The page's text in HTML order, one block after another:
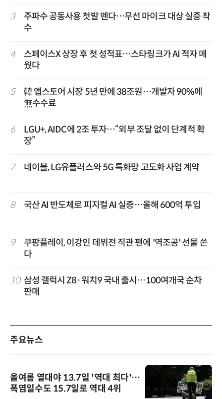
3
주파수 공동사용 첫발 뗀다…무선 마이크 대상 실증 착
수
4
스페이스X 상장 후 첫 성적표…스타링크가 AI 적자 메
웠다
5
韓 앱스토어 시장 5년 만에 38조원…개발자 90%에
無수수료
6
LGU+, AIDC에 2조 투자…“외부 조달 없이 단계적 확
장”
7 네이블, LG유플러스와 5G 특화망 고도화 사업 계약
8 국산 AI 반도체로 피지컬 AI 실증…올해 600억 투입
9
쿠팡플레이, 이강인 데뷔전 직관 팬에 '역조공' 선물 쏜
다
10 삼성 갤럭시 Z8·워치9 국내 출시…100여개국 순차
판매
주요뉴스
올여름 열대야 13.7일 '역대 최다'…
폭염일수도 15.7일로 역대 4위